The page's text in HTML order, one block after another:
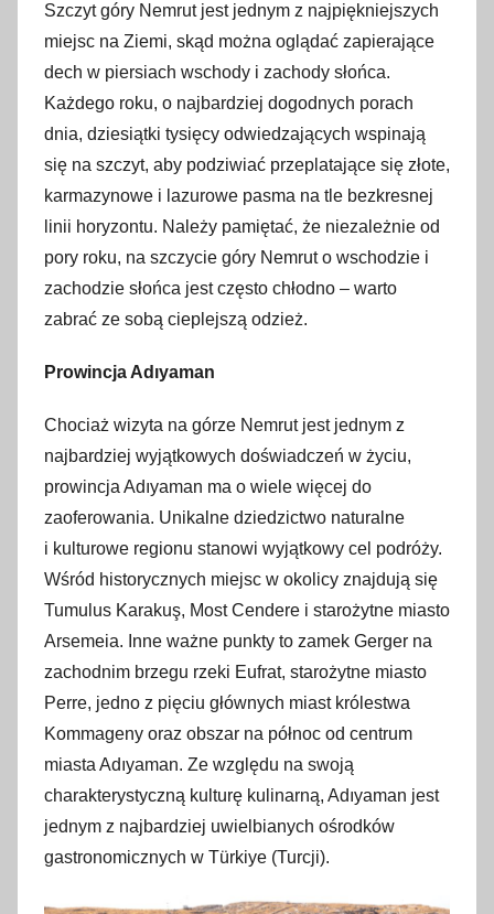
Szczyt góry Nemrut jest jednym z najpiękniejszych
miejsc na Ziemi, skąd można oglądać zapierające
dech w piersiach wschody i zachody słońca.
Każdego roku, o najbardziej dogodnych porach
dnia, dziesiątki tysięcy odwiedzających wspinają
się na szczyt, aby podziwiać przeplatające się złote,
karmazynowe i lazurowe pasma na tle bezkresnej
linii horyzontu. Należy pamiętać, że niezależnie od
pory roku, na szczycie góry Nemrut o wschodzie i
zachodzie słońca jest często chłodno – warto
zabrać ze sobą cieplejszą odzież.
Prowincja Adıyaman
Chociaż wizyta na górze Nemrut jest jednym z
najbardziej wyjątkowych doświadczeń w życiu,
prowincja Adıyaman ma o wiele więcej do
zaoferowania. Unikalne dziedzictwo naturalne
i kulturowe regionu stanowi wyjątkowy cel podróży.
Wśród historycznych miejsc w okolicy znajdują się
Tumulus Karakuş, Most Cendere i starożytne miasto
Arsemeia. Inne ważne punkty to zamek Gerger na
zachodnim brzegu rzeki Eufrat, starożytne miasto
Perre, jedno z pięciu głównych miast królestwa
Kommageny oraz obszar na północ od centrum
miasta Adıyaman. Ze względu na swoją
charakterystyczną kulturę kulinarną, Adıyaman jest
jednym z najbardziej uwielbianych ośrodków
gastronomicznych w Türkiye (Turcji).